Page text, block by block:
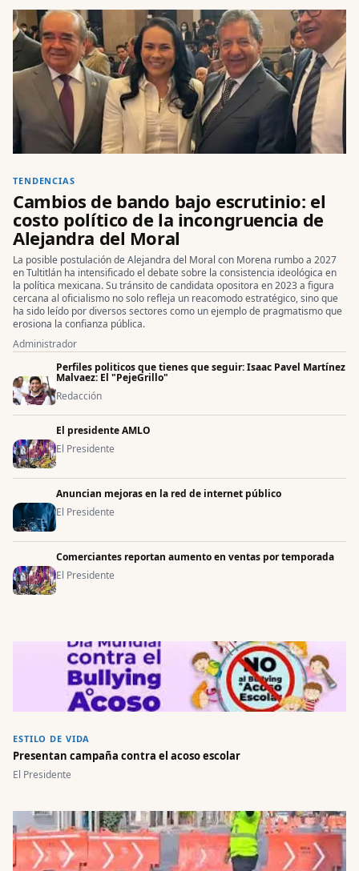
TENDENCIAS
Cambios de bando bajo escrutinio: el
costo político de la incongruencia de
Alejandra del Moral
La posible postulación de Alejandra del Moral con Morena rumbo a 2027
en Tultitlán ha intensificado el debate sobre la consistencia ideológica en
la política mexicana. Su tránsito de candidata opositora en 2023 a figura
cercana al oficialismo no solo refleja un reacomodo estratégico, sino que
ha sido leído por diversos sectores como un ejemplo de pragmatismo que
erosiona la confianza pública.
Administrador
Perfiles politicos que tienes que seguir: Isaac Pavel Martínez
Malvaez: El "PejeGrillo"
Redacción
El presidente AMLO
El Presidente
Anuncian mejoras en la red de internet público
El Presidente
Comerciantes reportan aumento en ventas por temporada
El Presidente
ESTILO DE VIDA
Presentan campaña contra el acoso escolar
El Presidente